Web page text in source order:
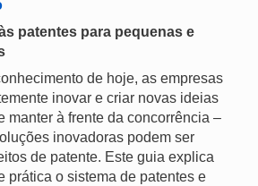
patentes para pequenas e
de hoje, as empresas
inovar e criar novas ideias
manter à frente da concorrência –
inovadoras podem ser
de patente. Este guia explica
prática o sistema de patentes e